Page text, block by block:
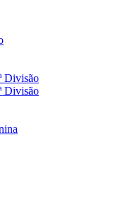
Divisão
Divisão